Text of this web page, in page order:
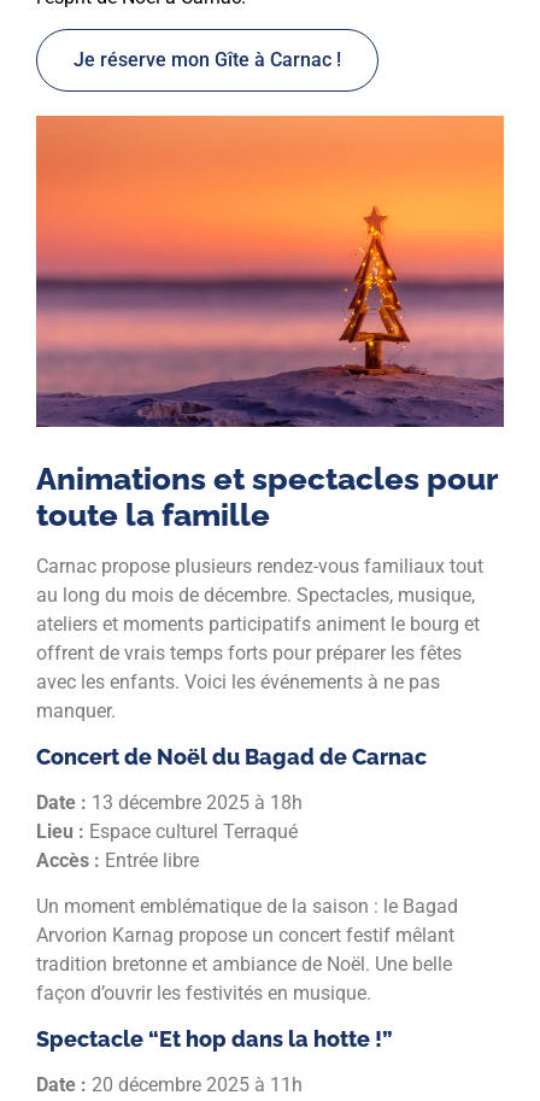
Je réserve mon Gîte à Carnac !
Animations et spectacles pour
toute la famille
Carnac propose plusieurs rendez-vous familiaux tout
au long du mois de décembre. Spectacles, musique,
ateliers et moments participatifs animent le bourg et
offrent de vrais temps forts pour préparer les fêtes
avec les enfants. Voici les événements à ne pas
manquer.
Concert de Noël du Bagad de Carnac
Date : 13 décembre 2025 à 18h
Lieu : Espace culturel Terraqué
Accès : Entrée libre
Un moment emblématique de la saison : le Bagad
Arvorion Karnag propose un concert festif mêlant
tradition bretonne et ambiance de Noël. Une belle
façon d’ouvrir les festivités en musique.
Spectacle “Et hop dans la hotte !”
Date : 20 décembre 2025 à 11h